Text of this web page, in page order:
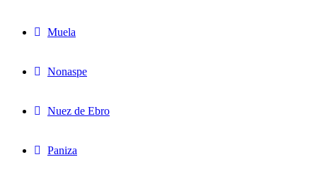
Muela
Nonaspe
Nuez de Ebro
Paniza